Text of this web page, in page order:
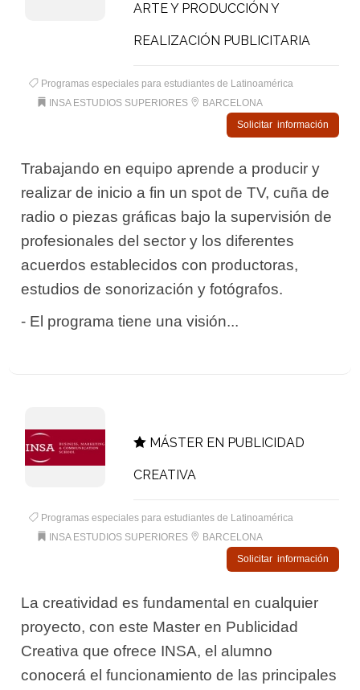
ARTE Y PRODUCCIÓN Y
REALIZACIÓN PUBLICITARIA
Programas especiales para estudiantes de Latinoamérica
INSA ESTUDIOS SUPERIORES
BARCELONA
Solicitar información
Trabajando en equipo aprende a producir y
realizar de inicio a fin un spot de TV, cuña de
radio o piezas gráficas bajo la supervisión de
profesionales del sector y los diferentes
acuerdos establecidos con productoras,
estudios de sonorización y fotógrafos.
- El programa tiene una visión...
MÁSTER EN PUBLICIDAD
CREATIVA
Programas especiales para estudiantes de Latinoamérica
INSA ESTUDIOS SUPERIORES
BARCELONA
Solicitar información
La creatividad es fundamental en cualquier
proyecto, con este Master en Publicidad
Creativa que ofrece INSA, el alumno
conocerá el funcionamiento de las principales